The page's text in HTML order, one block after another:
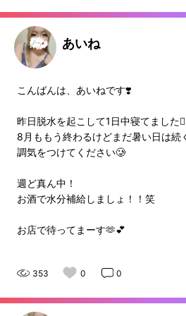
あいね
こんばんは、あいねです❣️
昨日脱水を起こして1日中寝てました
8月ももう終わるけどまだ暑い日は続
調気をつけてください🥲
週ど真ん中！
お酒で水分補給しましょ！！笑
お店で待ってまーす🫶💕
353 0 0